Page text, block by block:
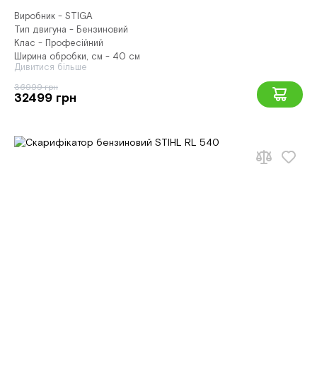
Виробник - STIGA
Тип двигуна - Бензиновий
Клас - Професійний
Ширина обробки, см - 40 см
Дивитися більше
36999 грн
32499 грн